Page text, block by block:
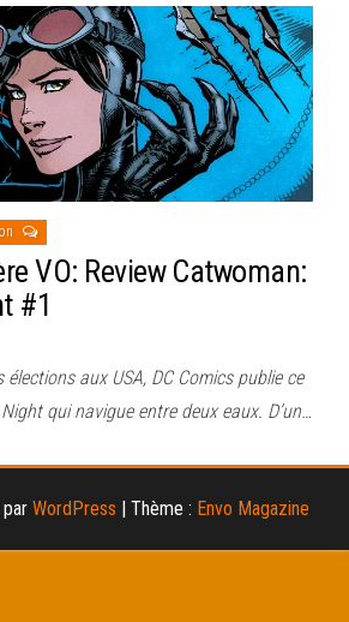
VO: Review Catwoman:
#1
aux USA, DC Comics publie ce
qui navigue entre deux eaux. D’un…
WordPress Thème : Envo Magazine